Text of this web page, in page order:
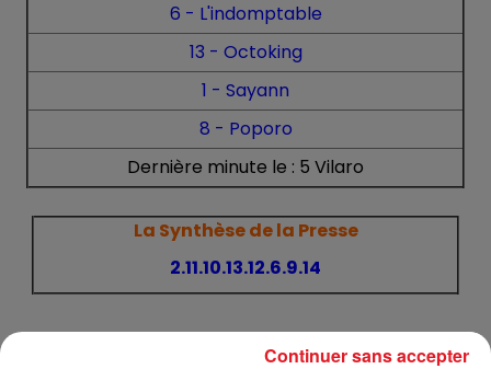
6 - L'indomptable
13 - Octoking
1 - Sayann
8 - Poporo
Dernière minute le : 5 Vilaro
La Synthèse de la Presse
2.11.10.13.12.6.9.14
Résultat de la veilleContinuer sans accepter